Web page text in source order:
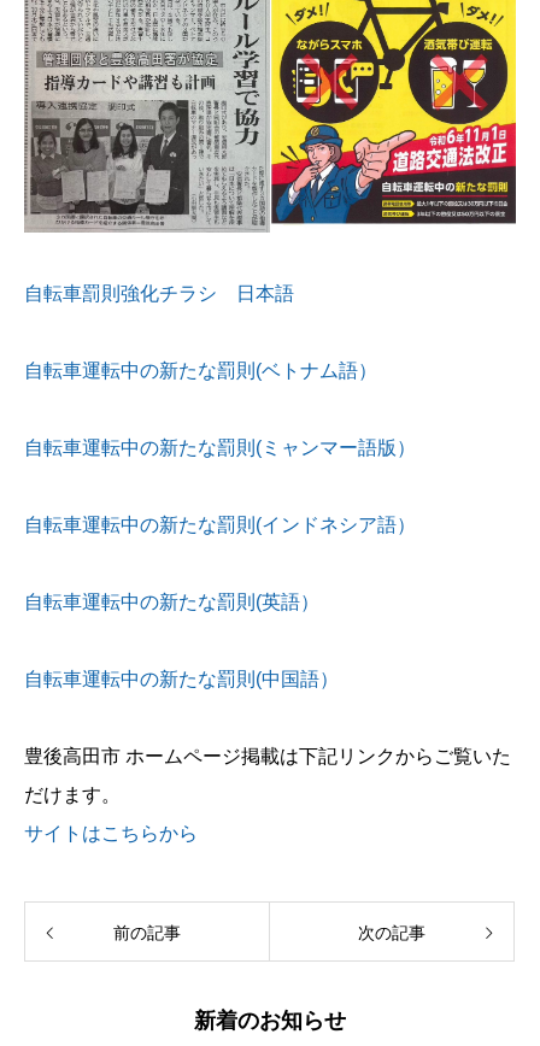
自転車罰則強化チラシ 日本語
自転車運転中の新たな罰則(ベトナム語）
自転車運転中の新たな罰則(ミャンマー語版）
自転車運転中の新たな罰則(インドネシア語）
自転車運転中の新たな罰則(英語）
自転車運転中の新たな罰則(中国語）
豊後高田市 ホームページ掲載は下記リンクからご覧いた
だけます。
サイトはこちらから
前の記事 次の記事
新着のお知らせ